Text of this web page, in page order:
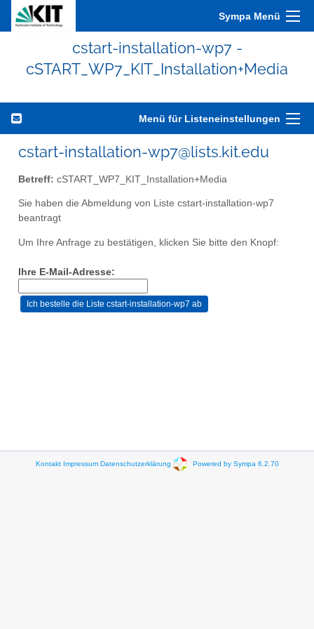
Sympa Menü
cstart-installation-wp7 -
cSTART_WP7_KIT_Installation+Media
Menü für Listeneinstellungen
cstart-installation-wp7@lists.kit.edu
Betreff: cSTART_WP7_KIT_Installation+Media
Sie haben die Abmeldung von Liste cstart-installation-wp7
beantragt
Um Ihre Anfrage zu bestätigen, klicken Sie bitte den Knopf:
Ihre E-Mail-Adresse:
Kontakt Impressum Datenschutzerklärung Powered by Sympa 6.2.70